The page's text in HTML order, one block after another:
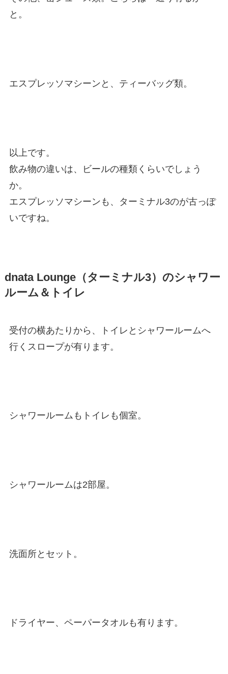
と。
エスプレッソマシーンと、ティーバッグ類。
以上です。
飲み物の違いは、ビールの種類くらいでしょう
か。
エスプレッソマシーンも、ターミナル3のが古っぽ
いですね。
dnata Lounge（ターミナル3）のシャワー
ルーム＆トイレ
受付の横あたりから、トイレとシャワールームへ
行くスロープが有ります。
シャワールームもトイレも個室。
シャワールームは2部屋。
洗面所とセット。
ドライヤー、ペーパータオルも有ります。